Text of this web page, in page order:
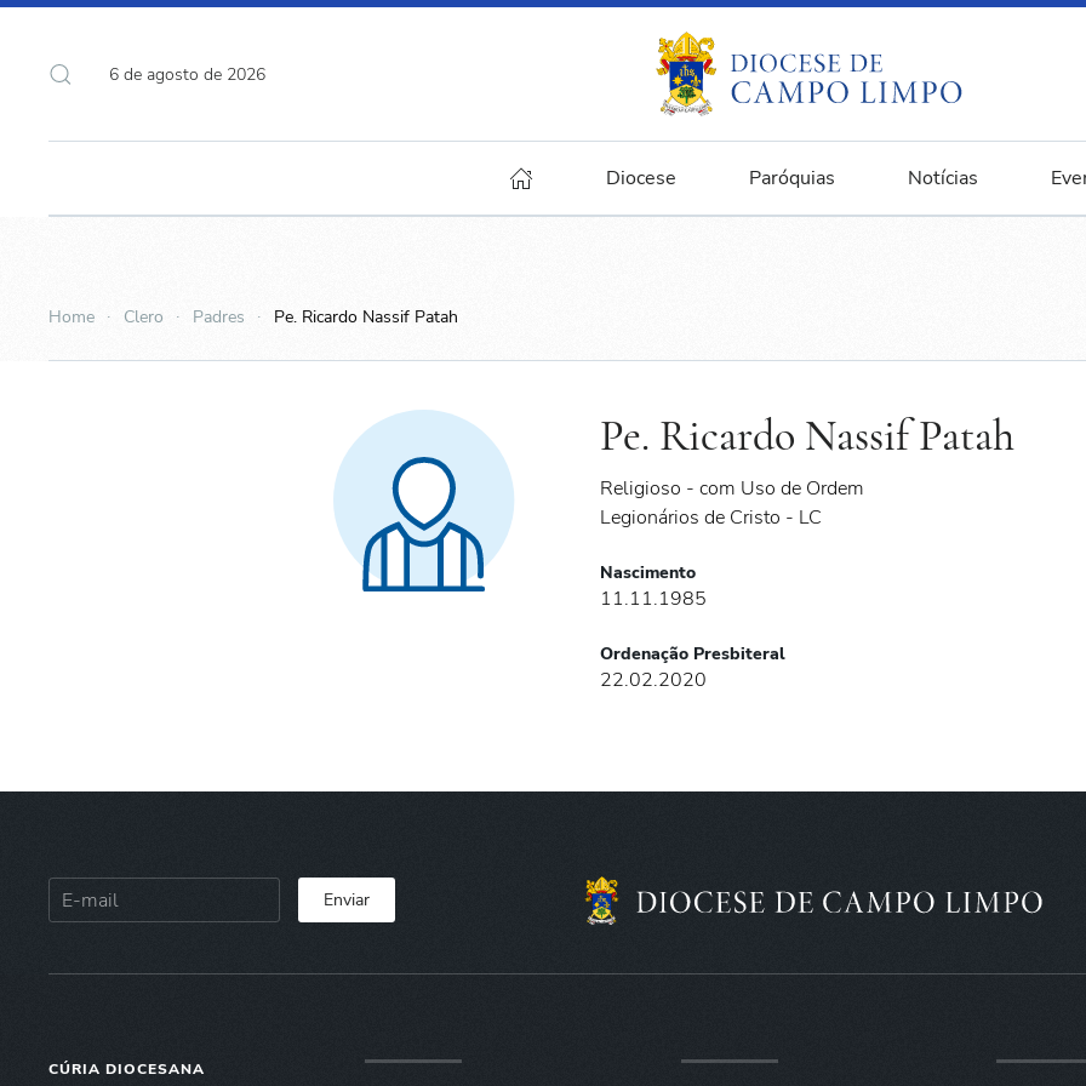
6 de agosto de 2026
Diocese Paróquias Notícias
Home Clero Padres Pe. Ricardo Nassif Patah
Pe. Ricardo Nassif Patah
Religioso - com Uso de Ordem
Legionários de Cristo - LC
Nascimento
11.11.1985
Ordenação Presbiteral
22.02.2020
Enviar
CÚRIA DIOCESANA